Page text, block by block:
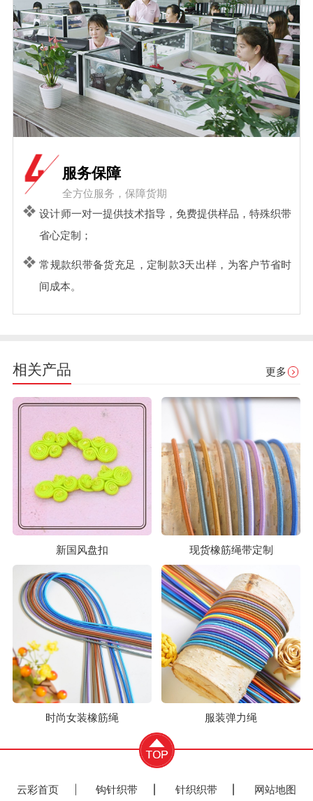
服务保障
全方位服务，保障货期
设计师一对一提供技术指导，免费提供样品，特殊织带
省心定制；
常规款织带备货充足，定制款3天出样，为客户节省时
间成本。
相关产品 更多
新国风盘扣 现货橡筋绳带定制
时尚女装橡筋绳 服装弹力绳
云彩首页 钩针织带 针织织带 网站地图